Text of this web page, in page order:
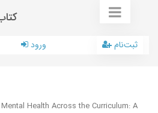
ورود ثبت‌نام
Health Across the Curriculum: A